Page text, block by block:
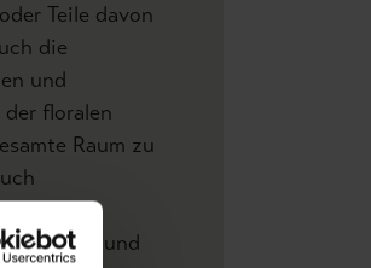
Teile davon
die
und
floralen
Raum zu
eine
Wänden und